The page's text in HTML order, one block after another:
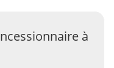
à